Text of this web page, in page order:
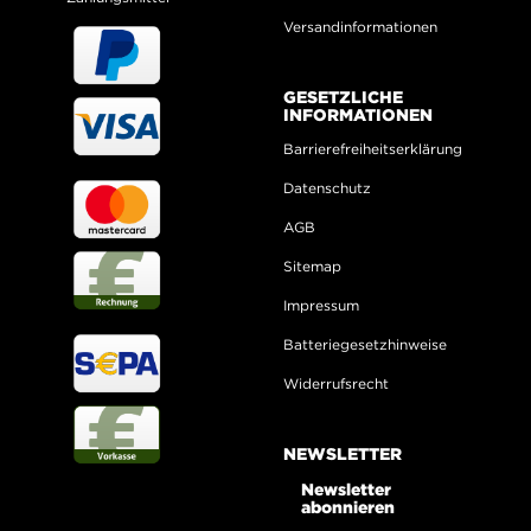
Versandinformationen
GESETZLICHE
INFORMATIONEN
Barrierefreiheitserklärung
Datenschutz
AGB
Sitemap
Impressum
Batteriegesetzhinweise
Widerrufsrecht
NEWSLETTER
Newsletter
abonnieren